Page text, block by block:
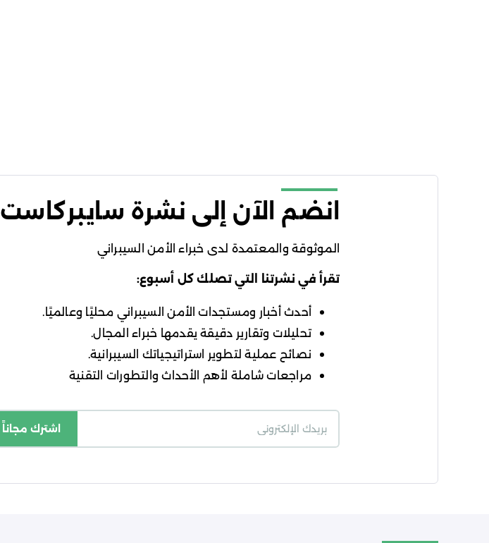
انضم الآن إلى نشرة سايبركاست
الموثوقة والمعتمدة لدى خبراء الأمن السيبراني
تقرأ في نشرتنا التي تصلك كل أسبوع:
أحدث أخبار ومستجدات الأمن السيبراني محليًا وعالميًا.
تحليلات وتقارير دقيقة يقدمها خبراء المجال.
نصائح عملية لتطوير استراتيجياتك السيبرانية.
مراجعات شاملة لأهم الأحداث والتطورات التقنية
اشترك مجاناً